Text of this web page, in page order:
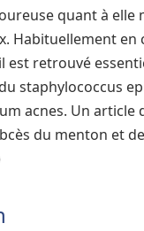
quant à elle
Habituellement en
est retrouvé
staphylococcus
acnes. Un article
du menton et